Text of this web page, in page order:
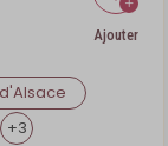
Ajouter
+3